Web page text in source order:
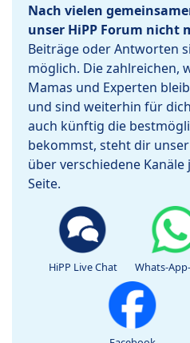
Nach vielen
unser HiPP Forum nicht
Beiträge oder Antworten
möglich. Die zahlreichen,
Mamas und Experten
und sind weiterhin für
auch künftig die
bekommst, steht dir unser
über verschiedene
Seite.
HiPP Live Chat Whats-